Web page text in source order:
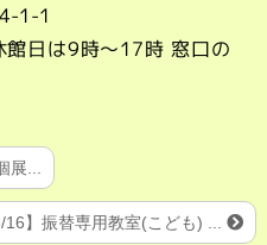
1-1
日は9時～17時 窓口の
...
16】振替専用教室(こども) ...